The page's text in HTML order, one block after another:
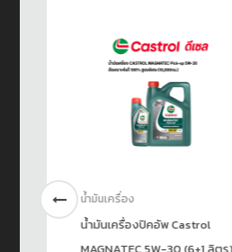
น้ำมันเครื่อง
น้ำมันเครื่องปิคอัพ Castrol